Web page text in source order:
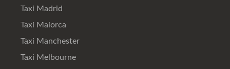
Taxi Madrid
Taxi Maiorca
Taxi Manchester
Taxi Melbourne